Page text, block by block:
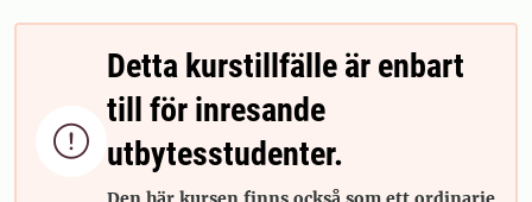

Detta kurstillfälle är enbart
till för inresande
utbytesstudenter.